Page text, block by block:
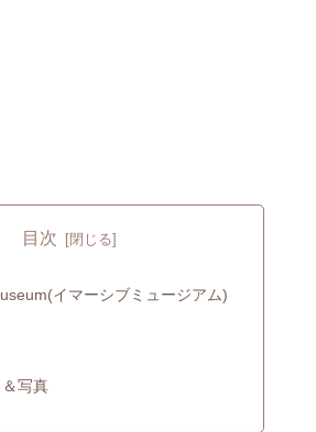
目次
イマーシブミュージアム)
写真